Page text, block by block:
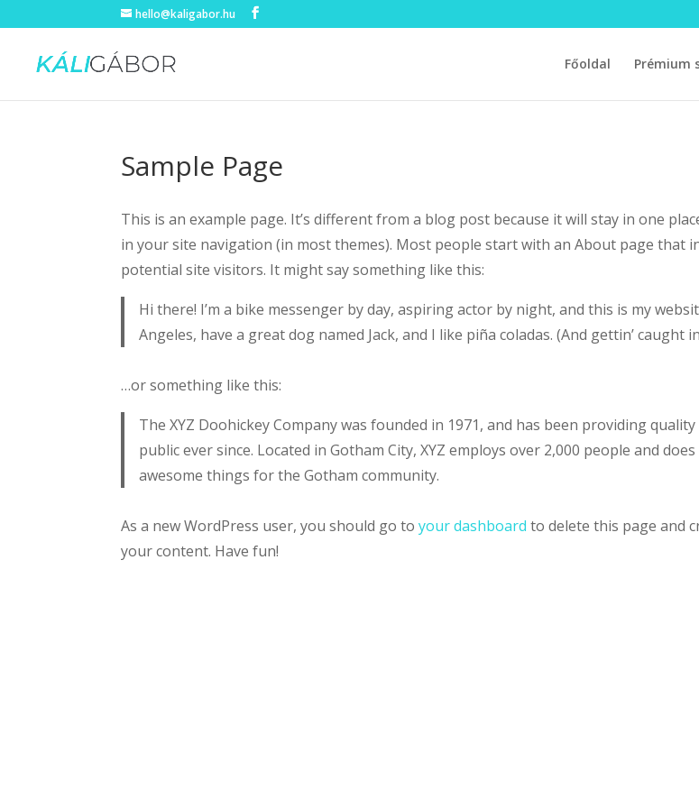
hello@kaligabor.hu
Főoldal Prémium
Sample Page
This is an example page. It’s different from a blog post because it will stay in one
in your site navigation (in most themes). Most people start with an About page that
potential site visitors. It might say something like this:
Hi there! I’m a bike messenger by day, aspiring actor by night, and this is my
Angeles, have a great dog named Jack, and I like piña coladas. (And gettin’ caught
…or something like this:
The XYZ Doohickey Company was founded in 1971, and has been providing
public ever since. Located in Gotham City, XYZ employs over 2,000 people and
awesome things for the Gotham community.
As a new WordPress user, you should go toyour dashboard to delete this page and
your content. Have fun!